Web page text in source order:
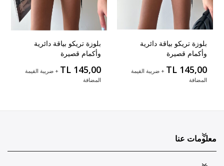
بلوزة تريكو بياقة دائرية
وأكمام قصيرة
TL 145,00 + ضريبة القيمة
المضافة
بلوزة تريكو بياقة دائرية
وأكمام قصيرة
TL 145,00 + ضريبة القيمة
المضافة
معلومات عنا